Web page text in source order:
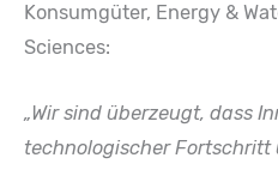
Konsumgüter, Energy &
Sciences:
„Wir sind überzeugt, dass
technologischer Fortschritt